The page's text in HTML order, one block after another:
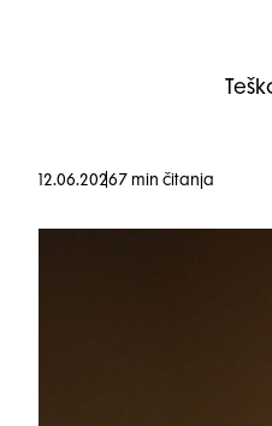
12.06.20267 min čitanja